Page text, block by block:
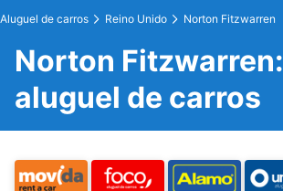
Aluguel de carros Reino Unido Norton Fitzwarren
Norton Fitzwarren:
aluguel de carros